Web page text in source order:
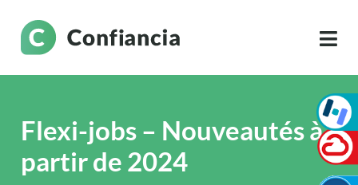
Flexi-jobs – Nouveautés à
partir de 2024